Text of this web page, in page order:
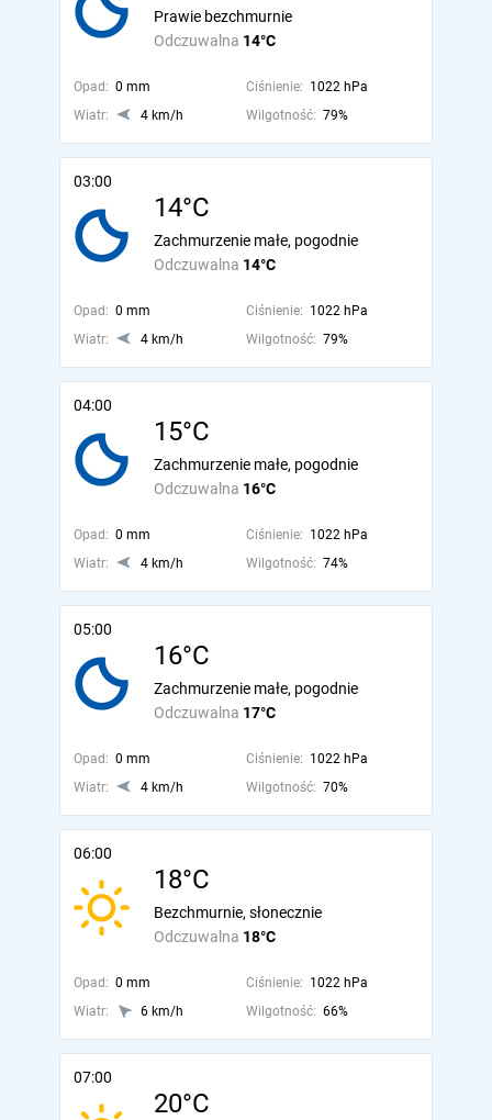
Odczuwalna 14°C
Prawie bezchmurnie
Opad: 0 mm Ciśnienie: 1022 hPa
Wiatr:
4 km/h Wilgotność: 79%
03:00
14°C
Odczuwalna 14°C
Zachmurzenie małe, pogodnie
Opad: 0 mm Ciśnienie: 1022 hPa
Wiatr:
4 km/h Wilgotność: 79%
04:00
15°C
Odczuwalna 16°C
Zachmurzenie małe, pogodnie
Opad: 0 mm Ciśnienie: 1022 hPa
Wiatr:
4 km/h Wilgotność: 74%
05:00
16°C
Odczuwalna 17°C
Zachmurzenie małe, pogodnie
Opad: 0 mm Ciśnienie: 1022 hPa
Wiatr:
4 km/h Wilgotność: 70%
06:00
18°C
Odczuwalna 18°C
Bezchmurnie, słonecznie
Opad: 0 mm Ciśnienie: 1022 hPa
Wiatr:
6 km/h Wilgotność: 66%
07:00
20°C